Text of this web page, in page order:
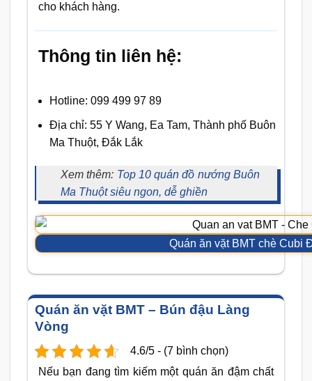
cho khách hàng.
Thông tin liên hệ:
Hotline: 099 499 97 89
Địa chỉ: 55 Y Wang, Ea Tam, Thành phố Buôn
Ma Thuột, Đắk Lắk
Xem thêm: Top 10 quán đồ nướng Buôn
Ma Thuột siêu ngon, dễ ghiền
Quán ăn vặt BMT chè Cubi
Quán ăn vặt BMT – Bún đậu Làng
Vòng
4.6/5 - (7 bình chọn)
Nếu bạn đang tìm kiếm một quán ăn đậm chất